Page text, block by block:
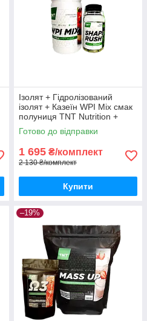
Ізолят + Гідролізований
ізолят + Казеїн WPI Mix смак
полуниця TNT Nutrition +
Shape Rush
Готово до відправки
1 695 ₴/комплект
2 130 ₴/комплект
Купити
–19%